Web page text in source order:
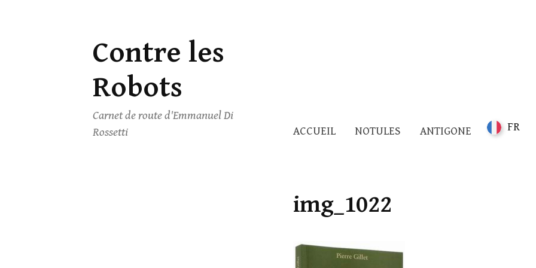
Skip
to
content
Contre les
Robots
Carnet de route d'Emmanuel Di
Rossetti
ACCUEIL NOTULES ANTIGONE FR
img_1022